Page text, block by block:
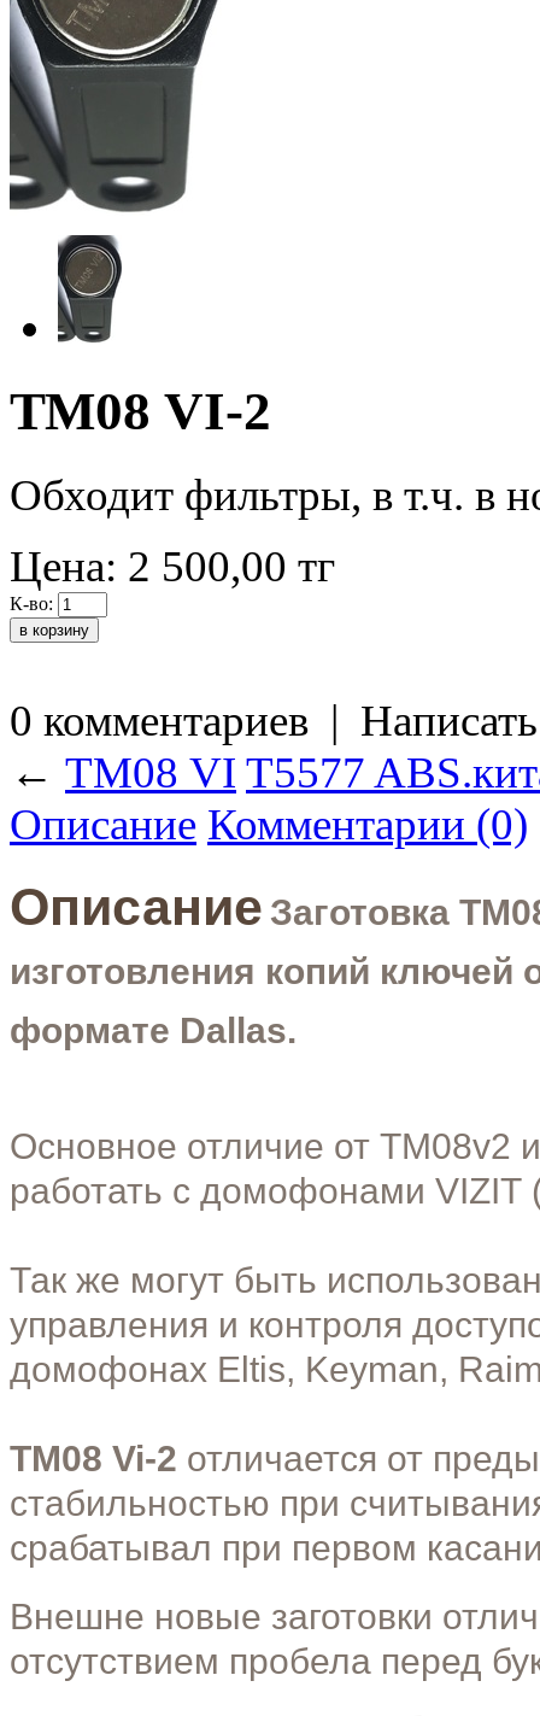
ТМ08 VI-2
Обходит фильтры, в т.ч. в
Цена: 2 500,00 тг
К-во:
0 комментариев |
← ТМ08 VI T5577
Описание Комментарии (0)
Описание Заготовка
изготовления копий
формате Dallas.
Основное отличие от ТМ08v2
работать с домофонами VIZIT
Так же могут быть
управления и контроля
домофонах Eltis, Keyman,
TM08 Vi-2 отличается от
стабильностью при
срабатывал при первом
Внешне новые заготовки
отсутствием пробела перед